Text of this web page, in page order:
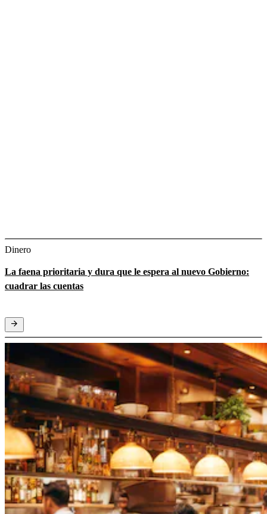
Dinero
La faena prioritaria y dura que le espera al nuevo Gobierno:
cuadrar las cuentas